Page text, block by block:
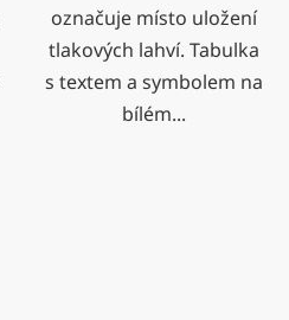
označuje místo uložení
tlakových lahví. Tabulka
s textem a symbolem na
bílém...